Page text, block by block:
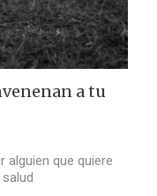
a tu
alguien que quiere